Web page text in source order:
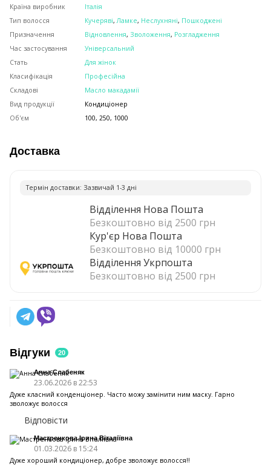
Країна виробник
Італія
Тип волосся
Кучеряві,Ламке, Неслухняні, Пошкоджені
Призначення
Відновлення, Зволоження, Розгладження
Час застосування
Універсальний
Стать
Для жінок
Класифікація
Професійна
Складові
Масло макадамії
Вид продукції
Кондиціонер
Об'єм
100, 250, 1000
Доставка
Термiн доставки: Зазвичай 1-3 днi
Відділення Нова Пошта
Безкоштовно від 2500 грн
Кур'єр Нова Пошта
Безкоштовно від 10000 грн
Відділення Укрпошта
Безкоштовно від 2500 грн
Відгуки 20
Анна Слабеняк
23.06.2026 в 22:53
Дуже класний конденціонер. Часто можу замінити ним маску. Гарно
зволожує волосся
Відповісти
Мастренкова Ірина Віталіївна
01.03.2026 в 15:24
Дуже хороший кондиціонер, добре зволожує волосся!!